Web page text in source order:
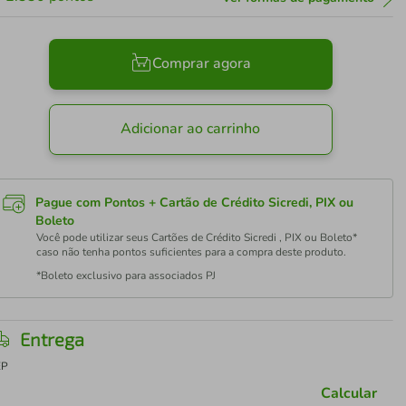
Comprar agora
Adicionar ao carrinho
Pague com Pontos + Cartão de Crédito Sicredi, PIX ou
Boleto
Você pode utilizar seus Cartões de Crédito Sicredi , PIX ou Boleto*
caso não tenha pontos suficientes para a compra deste produto.
*Boleto exclusivo para associados PJ
Entrega
Calcular